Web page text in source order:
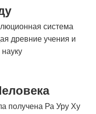
система
древние учения и
получена Ра Уру Ху